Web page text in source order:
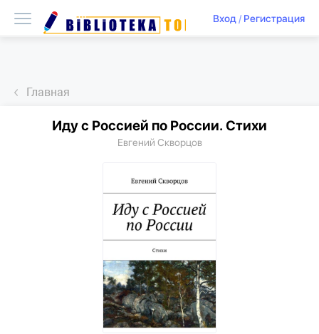
Вход/ Регистрация
Главная
Иду с Россией по России. Стихи
Евгений Скворцов